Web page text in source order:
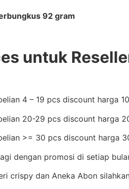
92 gram
untuk
4 – 19 pcs discount harga
20-29 pcs discount harga
>= 30 pcs discount harga
dengan promosi di setiap
crispy dan Aneka Abon